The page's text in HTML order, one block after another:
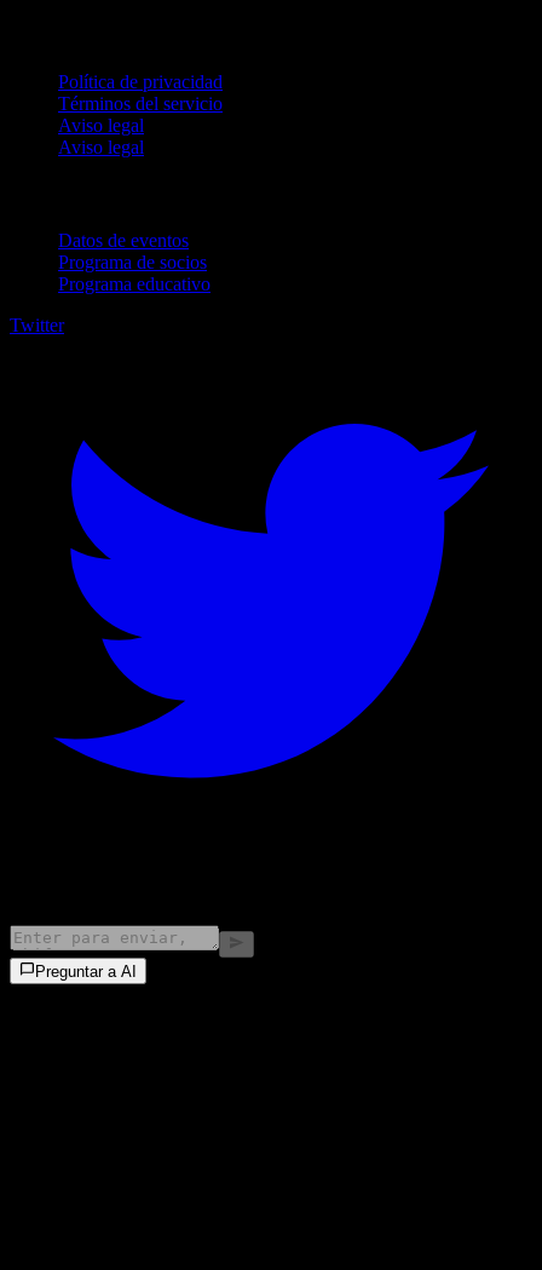
Política de privacidad
Términos del servicio
Aviso legal
Aviso legal
Datos de eventos
Programa de socios
Programa educativo
Twitter
Preguntar a AI